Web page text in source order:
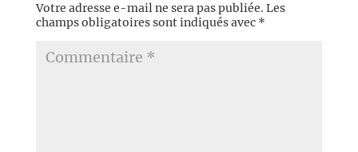
Votre adresse e-mail ne sera pas publiée. Les
champs obligatoires sont indiqués avec *